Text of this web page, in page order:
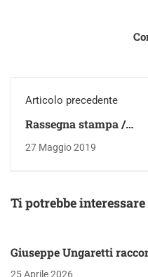
Articolo precedente
Rassegna stampa /
Mese Letterario
27 Maggio 2019
Ti potrebbe
Giuseppe Ungaretti
25 Aprile 2026